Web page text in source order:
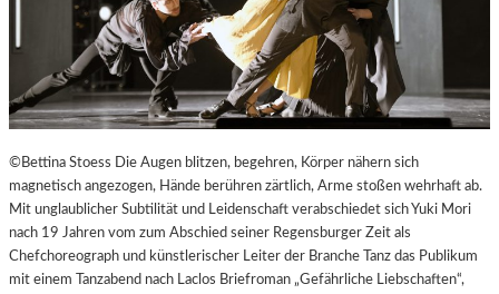
©Bettina Stoess Die Augen blitzen, begehren, Körper nähern sich
magnetisch angezogen, Hände berühren zärtlich, Arme stoßen wehrhaft ab.
Mit unglaublicher Subtilität und Leidenschaft verabschiedet sich Yuki Mori
nach 19 Jahren vom zum Abschied seiner Regensburger Zeit als
Chefchoreograph und künstlerischer Leiter der Branche Tanz das Publikum
mit einem Tanzabend nach Laclos Briefroman „Gefährliche Liebschaften“,